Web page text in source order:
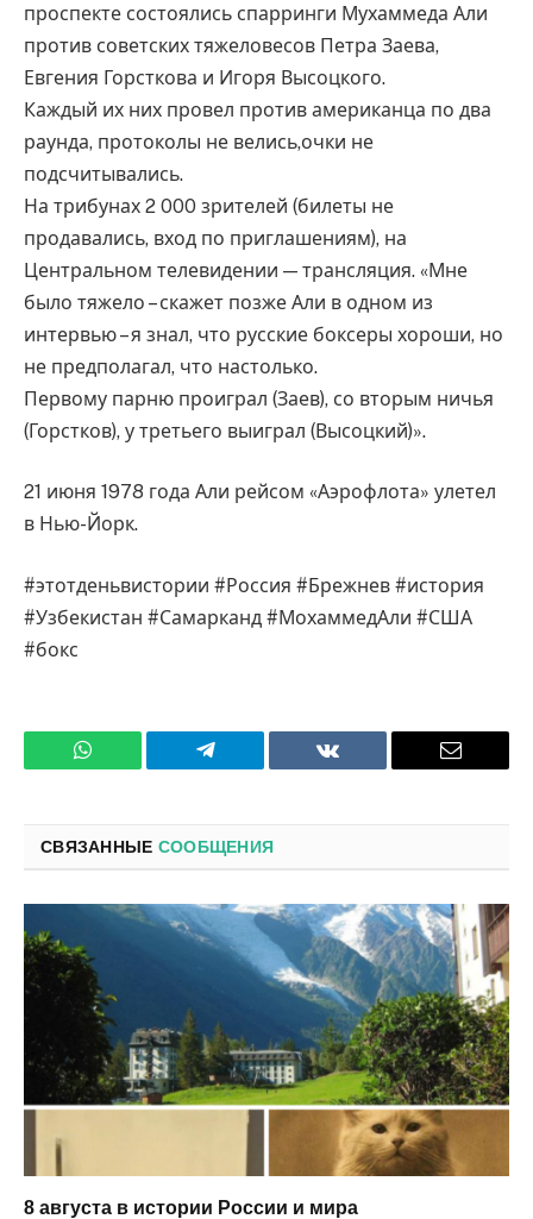
проспекте состоялись спарринги Мухаммеда Али
против советских тяжеловесов Петра Заева,
Евгения Горсткова и Игоря Высоцкого.
Каждый их них провел против американца по два
раунда, протоколы не велись,очки не
подсчитывались.
На трибунах 2 000 зрителей (билеты не
продавались, вход по приглашениям), на
Центральном телевидении — трансляция. «Мне
было тяжело – скажет позже Али в одном из
интервью – я знал, что русские боксеры хороши, но
не предполагал, что настолько.
Первому парню проиграл (Заев), со вторым ничья
(Горстков), у третьего выиграл (Высоцкий)».
21 июня 1978 года Али рейсом «Аэрофлота» улетел
в Нью-Йорк.
#этотденьвистории #Россия #Брежнев #история
#Узбекистан #Самарканд #МохаммедАли #США
#бокс
WhatsApp Телеграмм ВКонтакте
СВЯЗАННЫЕ СООБЩЕНИЯ
8 августа в истории России и мира